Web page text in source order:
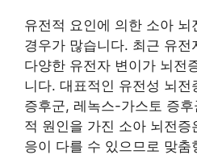
유전적 요인에 의한 소아 뇌
경우가 많습니다. 최근 유
다양한 유전자 변이가 뇌전
니다. 대표적인 유전성 뇌전
증후군, 레녹스-가스토 증
적 원인을 가진 소아 뇌전
응이 다를 수 있으므로 맞